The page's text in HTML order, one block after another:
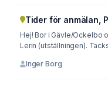
Tider för anmälan,
Hej! Bor i Gävle/Ockelbo
Lerin (utställningen).
Inger Borg